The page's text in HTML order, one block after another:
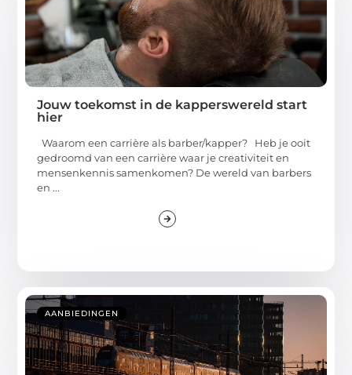
Jouw toekomst in de kapperswereld start
hier
Waarom een carrière als barber/kapper? Heb je ooit
gedroomd van een carrière waar je creativiteit en
mensenkennis samenkomen? De wereld van barbers
en ...
AANBIEDINGEN